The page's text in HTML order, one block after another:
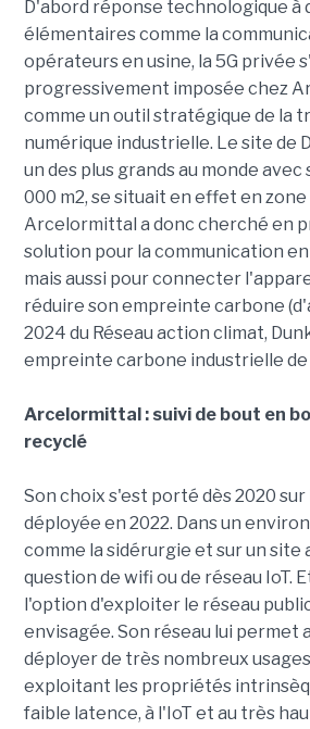
D'abord réponse technologique à
élémentaires comme la
opérateurs en usine, la 5G privée
progressivement imposée chez
comme un outil stratégique de la
numérique industrielle. Le site de
un des plus grands au monde avec
000 m2, se situait en effet en zone
Arcelormittal a donc cherché en
solution pour la communication
mais aussi pour connecter
réduire son empreinte carbone
2024 du Réseau action climat,
empreinte carbone industrielle de
Arcelormittal : suivi de bout en
recyclé
Son choix s'est porté dès 2020 sur
déployée en 2022. Dans un
comme la sidérurgie et sur un site
question de wifi ou de réseau IoT.
l'option d'exploiter le réseau
envisagée. Son réseau lui permet
déployer de très nombreux
exploitant les propriétés
faible latence, à l'IoT et au très